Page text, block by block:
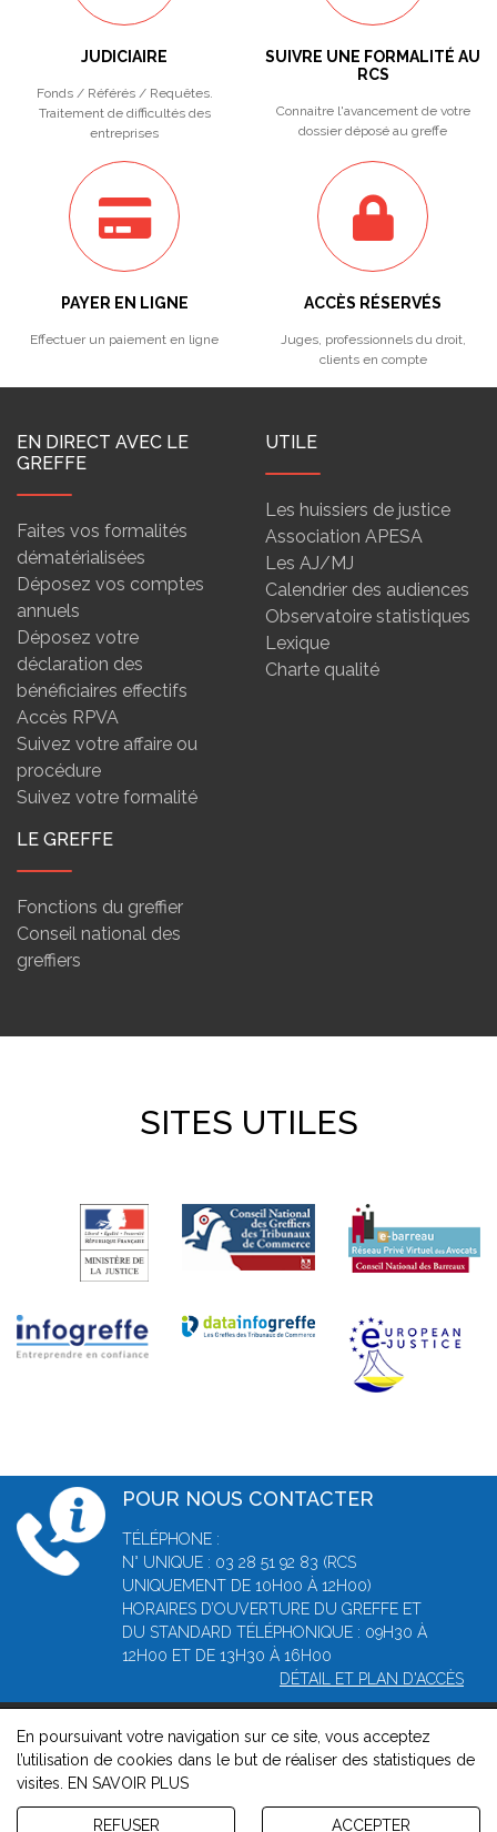
JUDICIAIRE
Fonds / Référés / Requêtes.
Traitement de difficultés des
entreprises
SUIVRE UNE FORMALITÉ AU
RCS
Connaitre l'avancement de votre
dossier déposé au greffe
PAYER EN LIGNE
Effectuer un paiement en ligne
ACCÈS RÉSERVÉS
Juges, professionnels du droit,
clients en compte
EN DIRECT AVEC LE
GREFFE
Faites vos formalités
dématérialisées
Déposez vos comptes
annuels
Déposez votre
déclaration des
bénéficiaires effectifs
Accès RPVA
Suivez votre affaire ou
procédure
Suivez votre formalité
UTILE
Les huissiers de justice
Association APESA
Les AJ/MJ
Calendrier des audiences
Observatoire statistiques
Lexique
Charte qualité
LE GREFFE
Fonctions du greffier
Conseil national des
greffiers
SITES UTILES
POUR NOUS CONTACTER
TÉLÉPHONE :
N° UNIQUE : 03 28 51 92 83 (RCS
UNIQUEMENT DE 10H00 À 12H00)
HORAIRES D’OUVERTURE DU GREFFE ET
DU STANDARD TÉLÉPHONIQUE : 09H30 À
12H00 ET DE 13H30 À 16H00
DÉTAIL ET PLAN D'ACCÈS
© 2026, Greffe du Tribunal de Commerce de Dunkerque -
Mentions légales-Contact -Gestion des cookies-Politique de
confidentialité et de cookies
Version : 1.8.1
En poursuivant votre navigation sur ce site, vous acceptez
l’utilisation de cookies dans le but de réaliser des statistiques de
visites.
EN SAVOIR PLUS
REFUSER ACCEPTER